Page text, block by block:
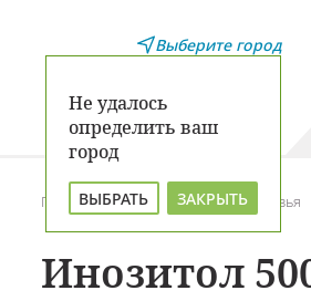
Выберите город
Не удалось
определить ваш
город
ВЫБРАТЬ ЗАКРЫТЬ
Главная Каталог Для здоровья
Инозитол